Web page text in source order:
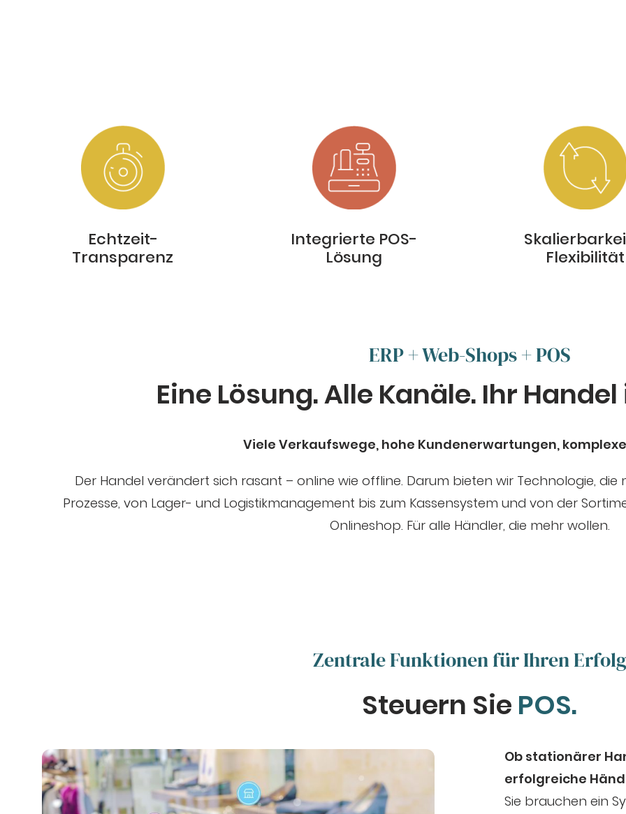
Echtzeit-
Transparenz
Integrierte POS-
Lösung
Flexibilität
ERP + Web-Shops + POS
Eine Lösung. Alle Kanäle. Ihr
Viele Verkaufswege, hohe Kundenerwartungen,
Der Handel verändert sich rasant – online wie offline. Darum bieten wir Technologie,
Prozesse, von Lager- und Logistikmanagement bis zum Kassensystem und von der
Onlineshop. Für alle Händler, die mehr wollen.
Zentrale Funktionen für Ihren Erfolg
Steuern Sie Filialen.
Ob stationärer
erfolgreiche
Sie brauchen ein